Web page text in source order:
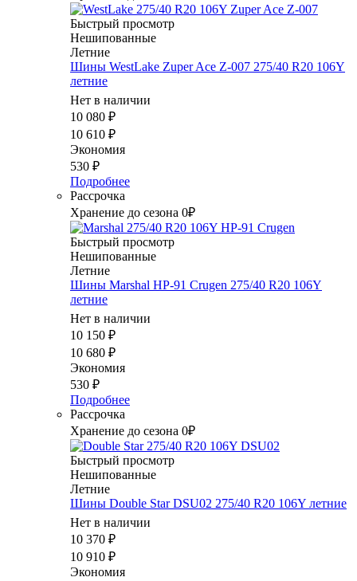
Быстрый просмотр
Нешипованные
Летние
Шины WestLake Zuper Ace Z-007 275/40 R20 106Y
летние
Нет в наличии
10 080 ₽
10 610 ₽
Экономия
530 ₽
Подробнее
Рассрочка
Хранение до сезона 0₽
Быстрый просмотр
Нешипованные
Летние
Шины Marshal HP-91 Crugen 275/40 R20 106Y
летние
Нет в наличии
10 150 ₽
10 680 ₽
Экономия
530 ₽
Подробнее
Рассрочка
Хранение до сезона 0₽
Быстрый просмотр
Нешипованные
Летние
Шины Double Star DSU02 275/40 R20 106Y летние
Нет в наличии
10 370 ₽
10 910 ₽
Экономия